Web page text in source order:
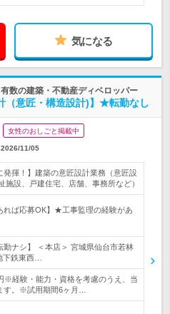
気になる
数の建築・不動産ディベロッパー
（意匠・構造設計)】★転勤なし
女性のおしごと掲載中
2026/11/05
発揮！】建築の意匠設計業務（意匠設
施設、戸建住宅、店舗、事務所など）
れば応募OK】★工事監理の経験があ
勤ナシ】 ＜本店＞ 宮城県仙台市若林
鉄東西…
※経験・能力・資格を考慮のうえ、当
す。※試用期間6ヶ月…